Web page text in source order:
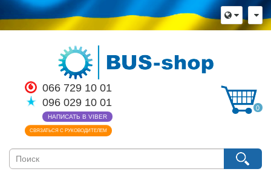
066 729 10 01
096 029 10 01
НАПИСАТЬ В VIBER
СВЯЗАТЬСЯ С РУКОВОДИТЕЛЕМ
0